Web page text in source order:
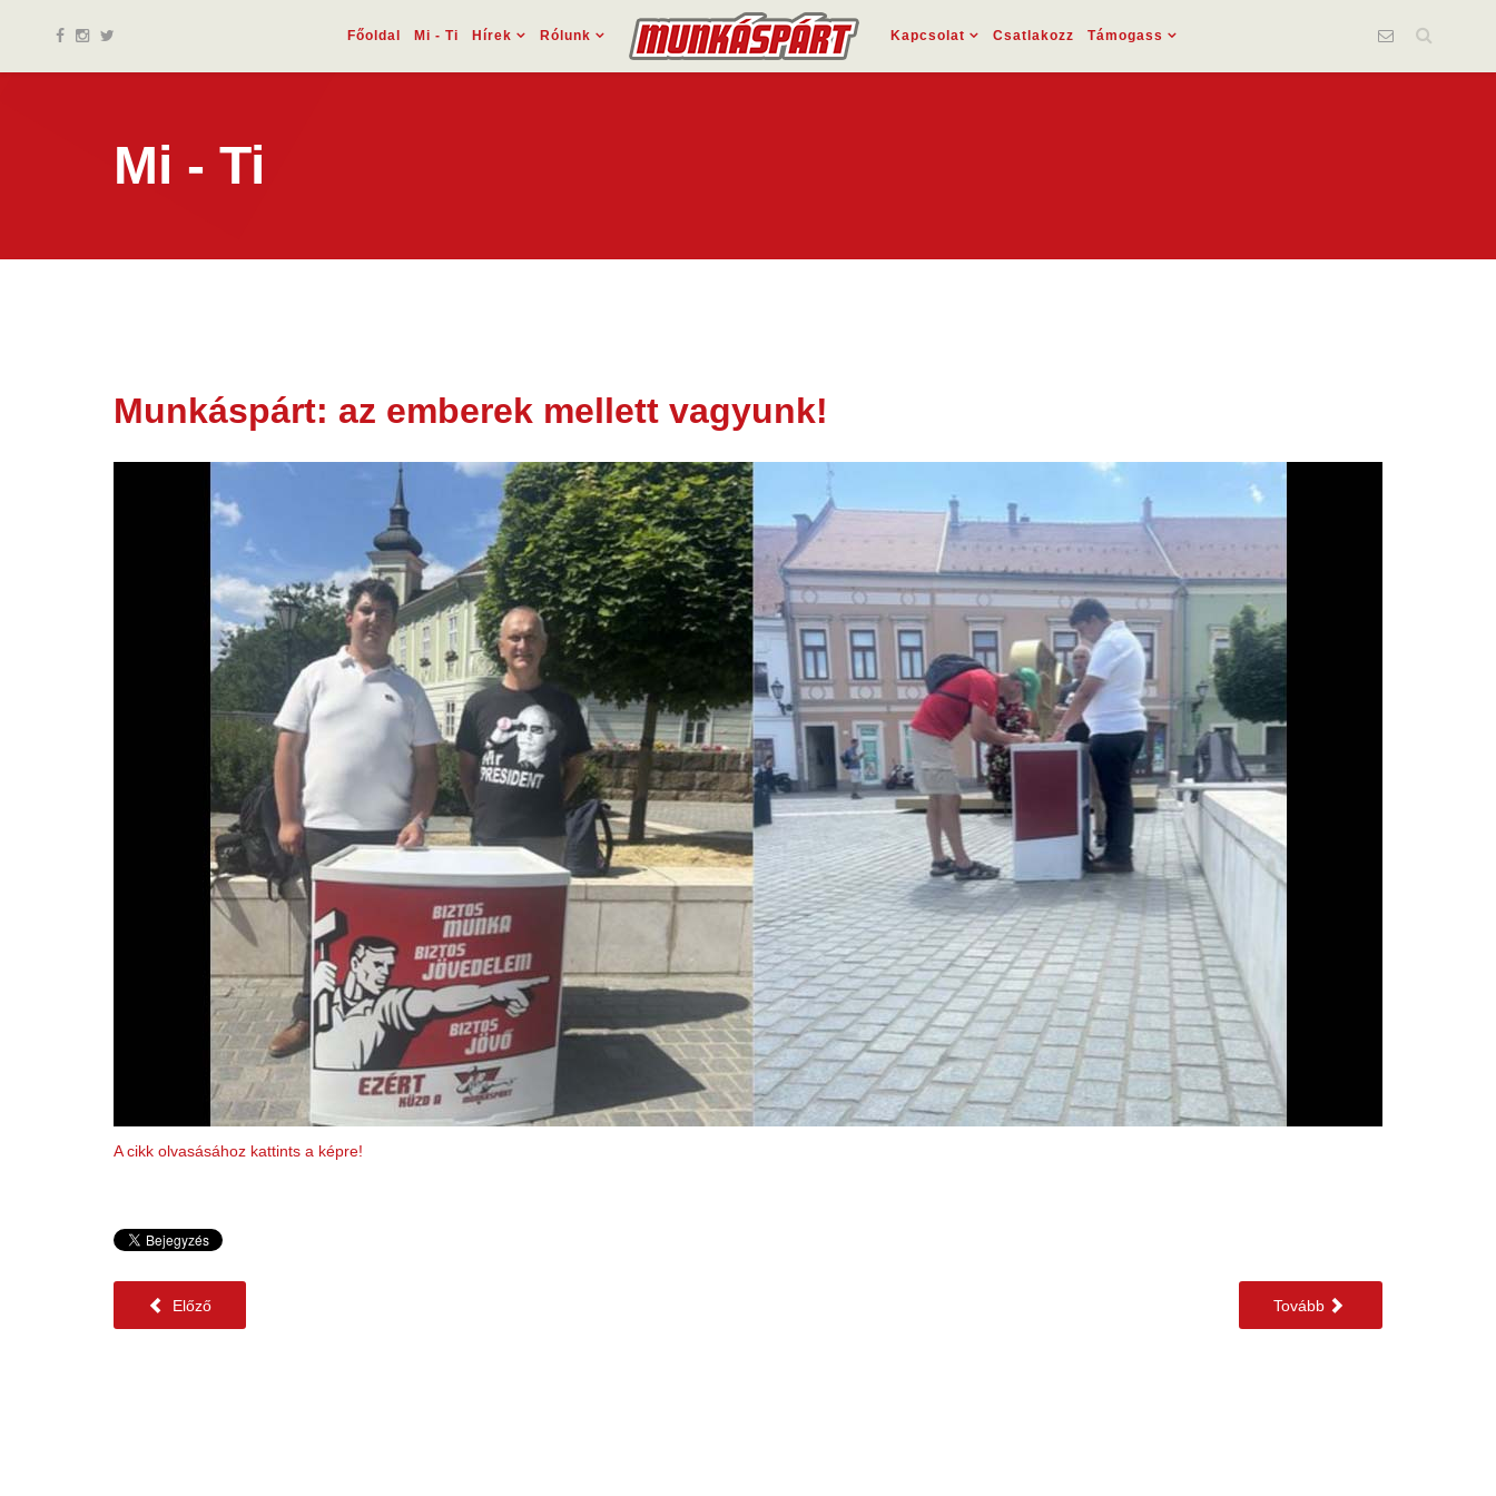
Főoldal Mi - Ti Hírek Rólunk Kapcsolat Csatlakozz Támogass
Mi - Ti
25 jún.
2025
Munkáspárt: az emberek mellett vagyunk!
A cikk olvasásához kattints a képre!
Előző Tovább